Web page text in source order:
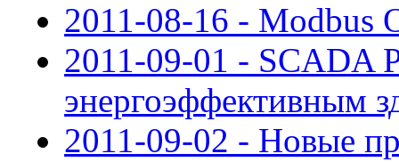
2011-08-16 - Modbus
2011-09-01 - SCADA
энергоэффективным
2011-09-02 - Новые